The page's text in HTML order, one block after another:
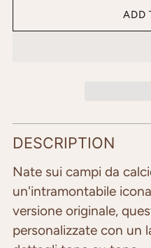
ADD
Adding
product
to
your
cart
DESCRIPTION
Nate sui campi da
un'intramontabile
versione originale,
personalizzate con un